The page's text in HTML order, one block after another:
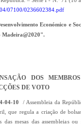
07100/0236602384.pdf
Económico e
Madeira@2020".
DOS
DE VOTO
04-10
/ Assembleia da
que regula a criação de
das mesas das assembleias